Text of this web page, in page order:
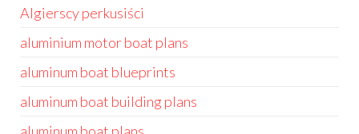
Algierscy perkusiści
aluminium motor boat plans
aluminum boat blueprints
aluminum boat building plans